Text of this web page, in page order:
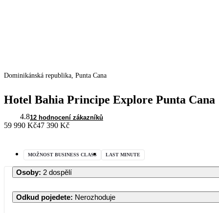
Dominikánská republika, Punta Cana
Hotel Bahia Principe Explore Punta Cana
4.812 hodnocení zákazníků
59 990 Kč47 390 Kč
MOŽNOST BUSINESS CLASS LAST MINUTE
Osoby: 2 dospělí
Odkud pojedete: Nerozhoduje